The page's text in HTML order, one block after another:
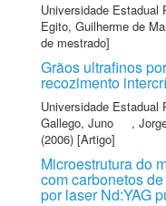
Universidade Estadual
Egito, Guilherme de
de mestrado]
Grãos ultrafinos
recozimento
Universidade Estadual
Gallego, Juno
,
(2006) [Artigo]
Microestrutura do
com carbonetos
por laser Nd:YAG